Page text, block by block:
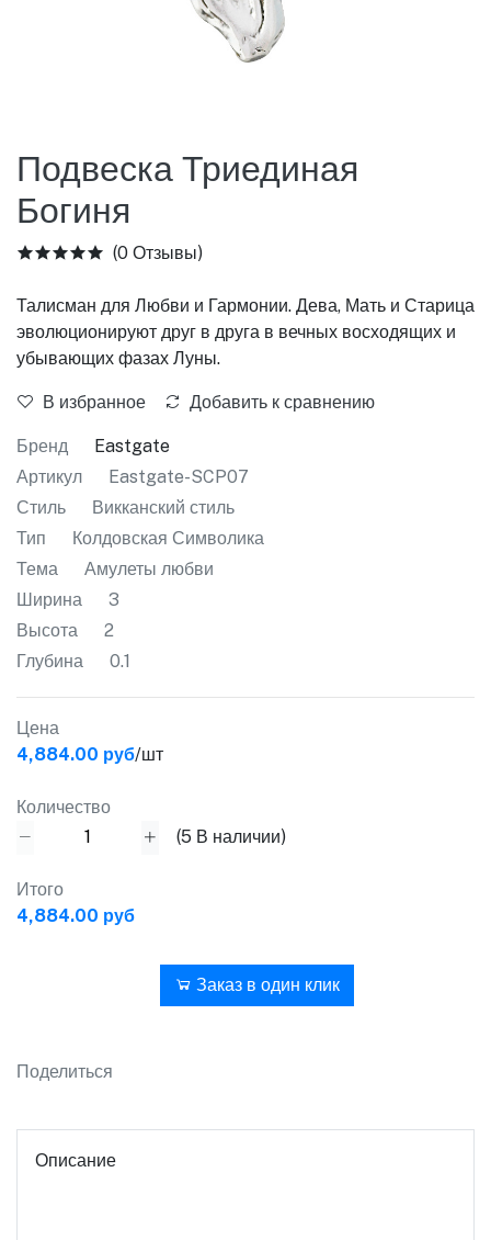
Подвеска Триединая
Богиня
(0 Отзывы)
Талисман для Любви и Гармонии. Дева, Мать и Старица
эволюционируют друг в друга в вечных восходящих и
убывающих фазах Луны.
В избранное Добавить к сравнению
Бренд
Eastgate
Артикул
Eastgate-SCP07
Стиль
Викканский стиль
Тип
Колдовская Символика
Тема
Амулеты любви
Ширина
3
Высота
2
Глубина
0.1
Цена
4,884.00 руб/шт
Количество
(5 В наличии)
Итого
4,884.00 руб
Заказ в один клик
Поделиться
Описание